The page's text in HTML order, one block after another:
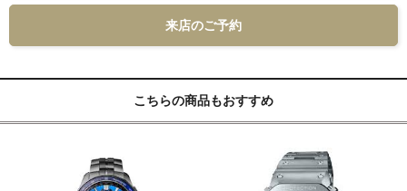
来店のご予約
こちらの商品もおすすめ